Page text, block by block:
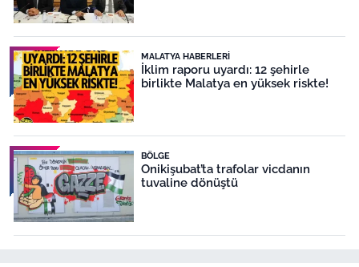
MALATYA HABERLERI
İklim raporu uyardı: 12 şehirle
birlikte Malatya en yüksek riskte!
BÖLGE
Onikişubat’ta trafolar vicdanın
tuvaline dönüştü